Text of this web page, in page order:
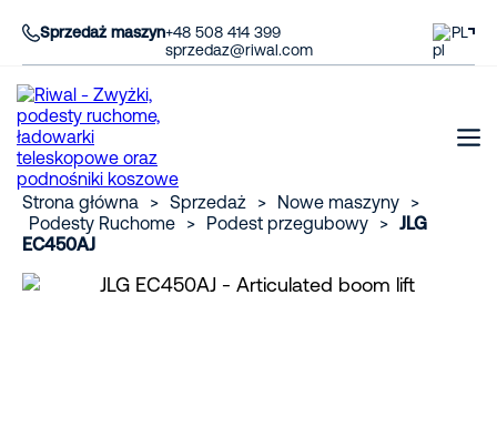
Sprzedaż maszyn+48 508 414 399
sprzedaz@riwal.com
PL
Strona główna > Sprzedaż > Nowe maszyny
>
Podesty Ruchome
> Podest przegubowy > JLG
EC450AJ